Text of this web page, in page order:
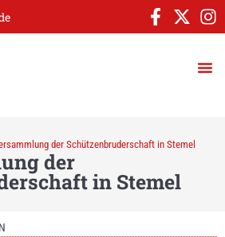
der Schützenbruderschaft in Stemel
der
in Stemel